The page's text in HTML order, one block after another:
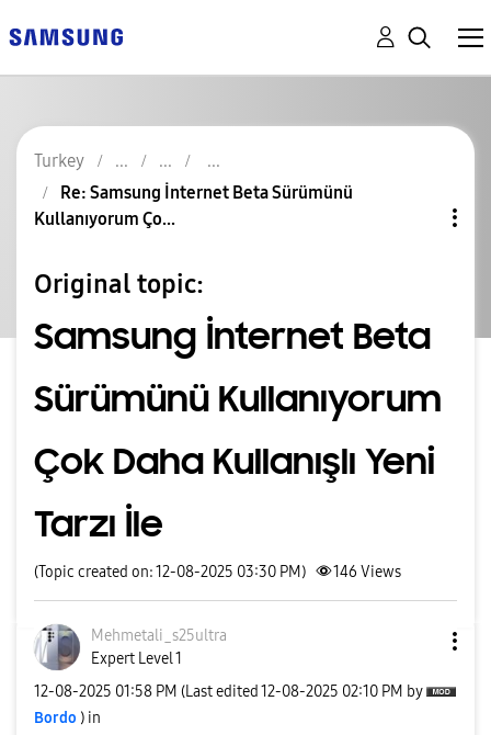
Turkey
Re: Samsung İnternet Beta Sürümünü
Kullanıyorum Ço...
Original topic:
Samsung İnternet Beta
Sürümünü Kullanıyorum
Çok Daha Kullanışlı Yeni
Tarzı İle
(Topic created on: 12-08-2025 03:30 PM) 146 Views
Mehmetali_s25ultra
Expert Level 1
‎12-08-2025 01:58 PM (Last edited ‎12-08-2025 02:10 PM by
Bordo ) in